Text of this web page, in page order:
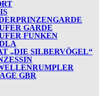
GARDE
FUNKEN
„DIE SILBERVÖGEL“
GBR